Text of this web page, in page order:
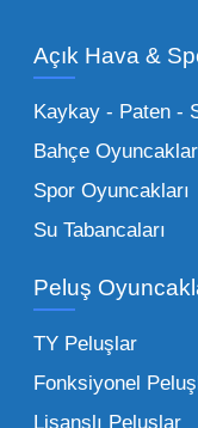
stok
Küçük
sağlayan
Bu
alımlarda
adetli stok
sürpriz
Çocuk
Bebeklik
Açık Hava &
Kaykay - Paten -
Bahçe
Spor Oyuncakları
Su Tabancaları
Peluş
TY Peluşlar
Fonksiyonel
Lisanslı Peluşlar